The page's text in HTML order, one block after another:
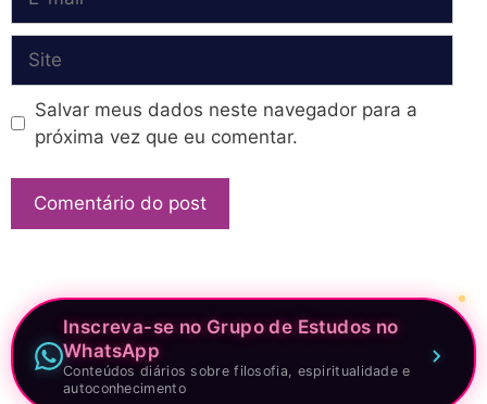
mail
Salvar meus dados neste navegador para a
próxima vez que eu comentar.
Inscreva-se no Grupo de Estudos no
WhatsApp
Conteúdos diários sobre filosofia, espiritualidade e
autoconhecimento